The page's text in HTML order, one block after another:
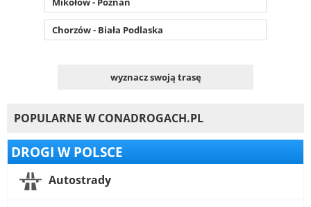
Chorzów - Biała Podlaska
wyznacz swoją trasę
POPULARNE W CONADROGACH.PL
DROGI W POLSCE
Autostrady